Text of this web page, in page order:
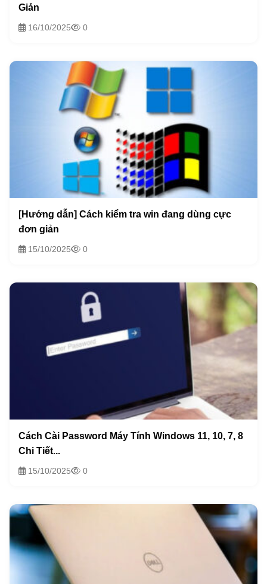
Giản
16/10/2025 0
[Hướng dẫn] Cách kiểm tra win đang dùng cực
đơn giản
15/10/2025 0
Cách Cài Password Máy Tính Windows 11, 10, 7, 8
Chi Tiết...
15/10/2025 0